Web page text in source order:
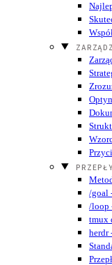
/goal
/loop
tmux
herdr